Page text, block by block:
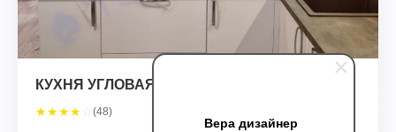
Вера дизайнер
КУХНЯ УГЛОВАЯ KG-93
★★★★ (48)